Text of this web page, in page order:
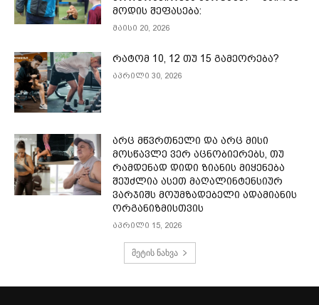
მოდის შეფასება:
მაისი 20, 2026
რატომ 10, 12 თუ 15 გამეორება?
აპრილი 30, 2026
არც მწვრთნელი და არც მისი
მოსწავლე ვერ აცნობიერებს, თუ
რამდენად დიდი ზიანის მიყენება
შეუძლია ასეთ მაღალინტენსიურ
ვარჯიშს მოუმზადებელი ადამიანის
ორგანიზმისთვის
აპრილი 15, 2026
მეტის ნახვა